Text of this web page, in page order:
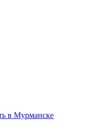
в Мурманске